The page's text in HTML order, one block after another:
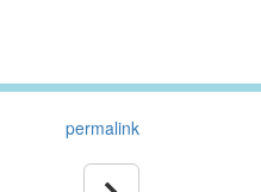
permalink